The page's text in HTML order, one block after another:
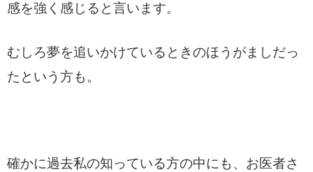
感を強く感じると言います。
むしろ夢を追いかけているときのほうがましだっ
たという方も。
確かに過去私の知っている方の中にも、お医者さ